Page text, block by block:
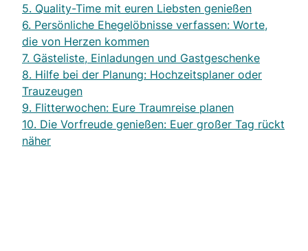
5. Quality-Time mit euren Liebsten genießen
6. Persönliche Ehegelöbnisse verfassen: Worte,
die von Herzen kommen
7. Gästeliste, Einladungen und Gastgeschenke
8. Hilfe bei der Planung: Hochzeitsplaner oder
Trauzeugen
9. Flitterwochen: Eure Traumreise planen
10. Die Vorfreude genießen: Euer großer Tag rückt
näher